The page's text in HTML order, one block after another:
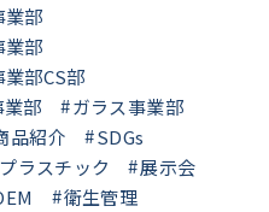
業部
業部
部CS部
部
ガラス事業部
品紹介
SDGs
ラスチック
展示会
衛生管理